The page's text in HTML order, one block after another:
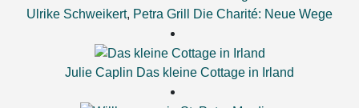
Ulrike Schweikert, Petra Grill Die Charité: Neue Wege
Julie Caplin Das kleine Cottage in Irland